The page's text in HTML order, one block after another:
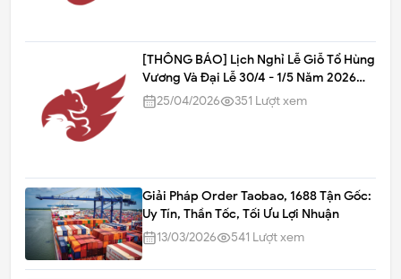
[THÔNG BÁO] Lịch Nghỉ Lễ Giỗ Tổ Hùng
Vương Và Đại Lễ 30/4 - 1/5 Năm 2026
Tại Gấu Đỏ Nhập Hàng
25/04/2026 351 Lượt xem
Giải Pháp Order Taobao, 1688 Tận Gốc:
Uy Tín, Thần Tốc, Tối Ưu Lợi Nhuận
13/03/2026
541 Lượt xem